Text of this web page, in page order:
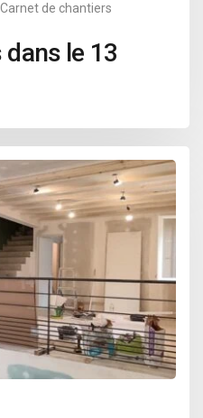
Carnet de chantiers
le 13